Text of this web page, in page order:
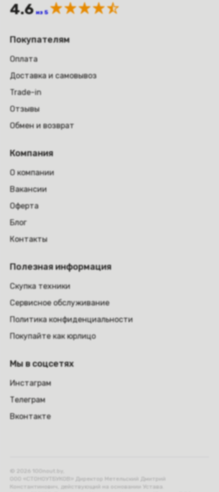
4.6 из 5
Покупателям
Оплата
Доставка и самовывоз
Trade-in
Отзывы
Обмен и возврат
Компания
О компании
Вакансии
Оферта
Блог
Контакты
Полезная информация
Скупка техники
Сервисное обслуживание
Политика конфиденциальности
Покупайте как юрлицо
Мы в соцсетях
Инстаграм
Телеграм
Вконтакте
ООО «СТОНОУТБУКОВ» Директор Метельский Дмитрий
Константинович, действующий на основании Устава.